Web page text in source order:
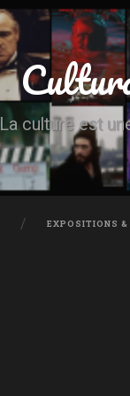
La culture est
EXPOSITIONS &